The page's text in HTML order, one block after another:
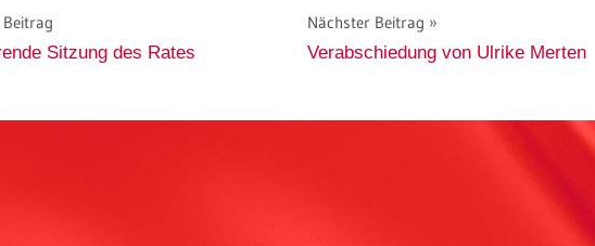
Sitzung des Rates
Nächster Beitrag
Verabschiedung von Ulrike Merten